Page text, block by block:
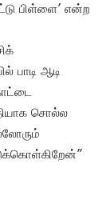
பிள்ளை’ என்ற
பாடி ஆடி
சொல்ல